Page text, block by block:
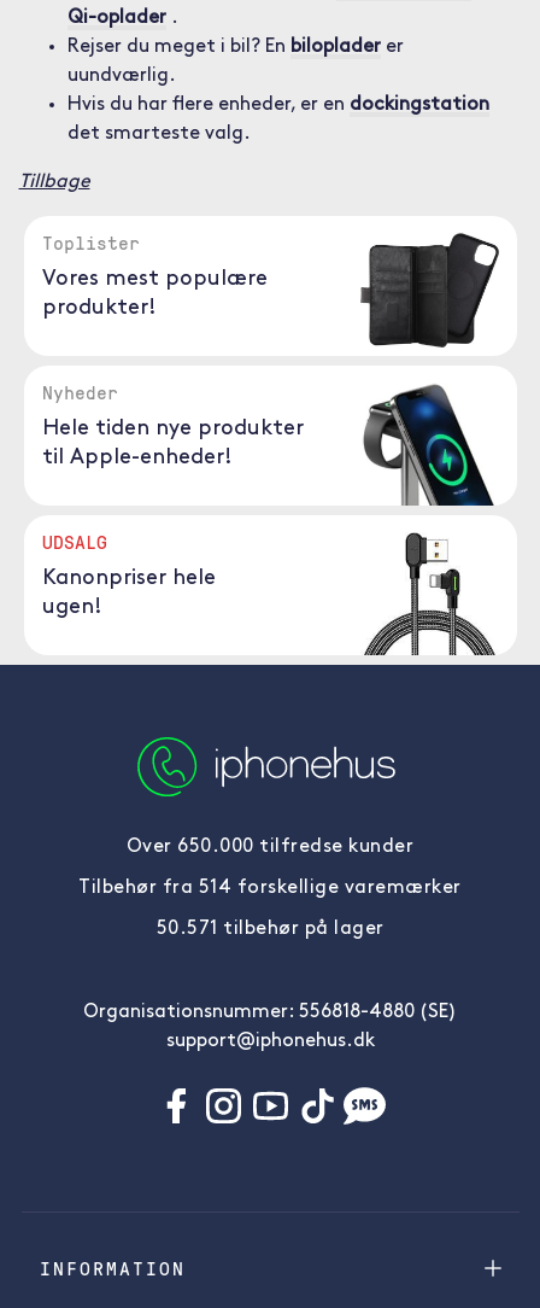
Qi-oplader.
Rejser du meget i bil? En bilopladerer
uundværlig.
Hvis du har flere enheder, er en dockingstation
det smarteste valg.
Tillbage
Toplister
Vores mest populære
produkter!
Nyheder
Hele tiden nye produkter
til Apple-enheder!
UDSALG
Kanonpriser hele
ugen!
Over 650.000 tilfredse kunder
Tilbehør fra 514 forskellige varemærker
50.571 tilbehør på lager
Organisationsnummer: 556818-4880 (SE)
support@iphonehus.dk
INFORMATION